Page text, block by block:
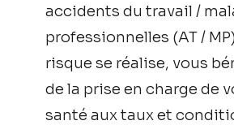
accidents du travail /
professionnelles (AT /
risque se réalise, vous
de la prise en charge de
santé aux taux et